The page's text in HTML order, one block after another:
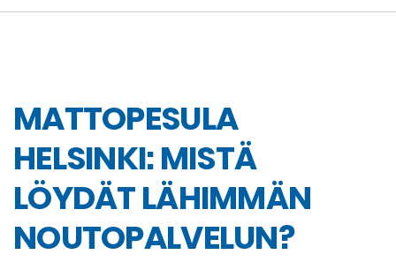
MATTOPESULA
HELSINKI: MISTÄ
LÖYDÄT LÄHIMMÄN
NOUTOPALVELUN?